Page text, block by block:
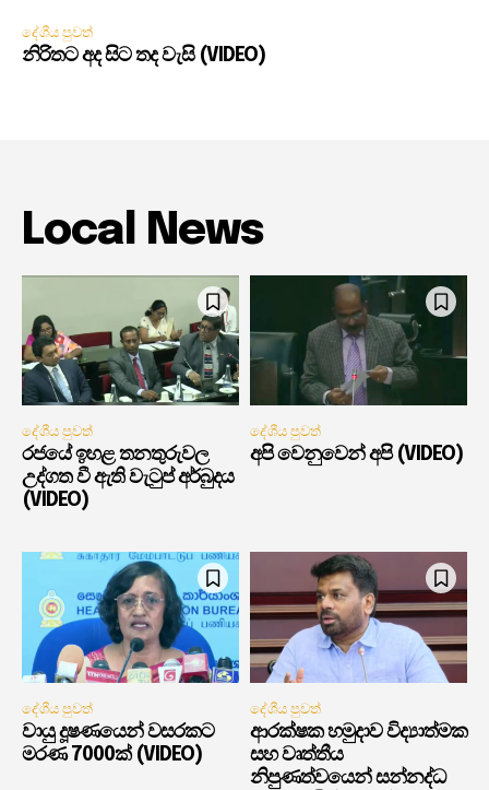
දේශීය පුවත්
නිරිතට අද සිට තද වැසි (VIDEO)
Local News
දේශීය පුවත්
රජයේ ඉහළ තනතුරුවල
උද්ගත වී ඇති වැටුප් අර්බුදය
(VIDEO)
දේශීය පුවත්
අපි වෙනුවෙන් අපි (VIDEO)
දේශීය පුවත්
වායු දූෂණයෙන් වසරකට
මරණ 7000ක් (VIDEO)
දේශීය පුවත්
ආරක්ෂක හමුදාව විද්‍යාත්මක
සහ වෘත්තීය
නිපුණත්වයෙන් සන්නද්ධ